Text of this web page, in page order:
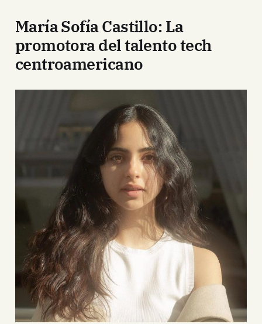
María Sofía Castillo: La
promotora del talento tech
centroamericano